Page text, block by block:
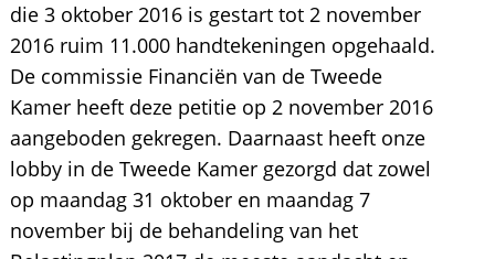
die 3 oktober 2016 is gestart tot 2 november
2016 ruim 11.000 handtekeningen opgehaald.
De commissie Financiën van de Tweede
Kamer heeft deze petitie op 2 november 2016
aangeboden gekregen. Daarnaast heeft onze
lobby in de Tweede Kamer gezorgd dat zowel
op maandag 31 oktober en maandag 7
november bij de behandeling van het